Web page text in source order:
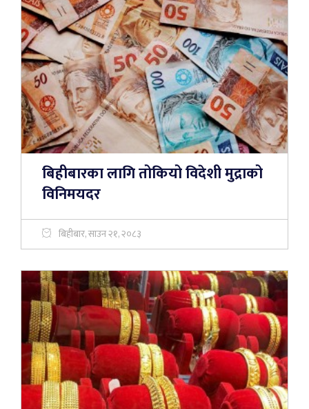
बिहीबारका लागि तोकियो विदेशी मुद्राको
विनिमयदर
बिहीबार, साउन २१, २०८३